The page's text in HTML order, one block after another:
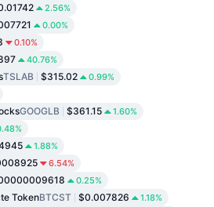
2.56%
0.00%
0.10%
40.76%
TSLAB $315.02 0.99%
GOOGLB $361.15 1.60%
1.88%
6.54%
0.25%
TokenBTCST $0.007826 1.18%